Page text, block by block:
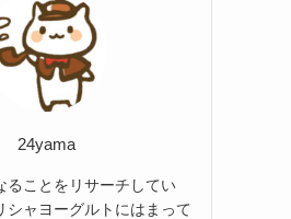
24yama
ることをリサーチしてい
シャヨーグルトにはまって